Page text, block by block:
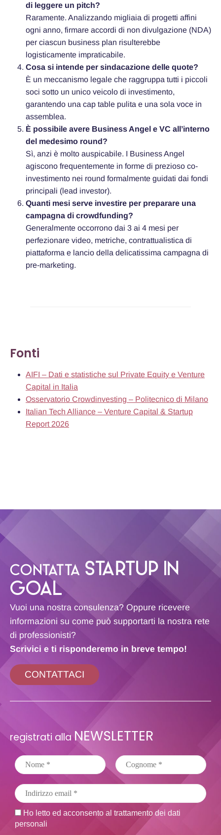
di leggere un pitch?
Raramente. Analizzando migliaia di progetti affini
ogni anno, firmare accordi di non divulgazione (NDA)
per ciascun business plan risulterebbe
logisticamente impraticabile.
Cosa si intende per sindacazione delle quote?
È un meccanismo legale che raggruppa tutti i piccoli
soci sotto un unico veicolo di investimento,
garantendo una cap table pulita e una sola voce in
assemblea.
È possibile avere Business Angel e VC all’interno
del medesimo round?
Sì, anzi è molto auspicabile. I Business Angel
agiscono frequentemente in forme di prezioso co-
investimento nei round formalmente guidati dai fondi
principali (lead investor).
Quanti mesi serve investire per preparare una
campagna di crowdfunding?
Generalmente occorrono dai 3 ai 4 mesi per
perfezionare video, metriche, contrattualistica di
piattaforma e lancio della delicatissima campagna di
pre-marketing.
Fonti
AIFI – Dati e statistiche sul Private Equity e Venture
Capital in Italia
Osservatorio Crowdinvesting – Politecnico di Milano
Italian Tech Alliance – Venture Capital & Startup
Report 2026
CONTATTA STARTUP IN
GOAL
Vuoi una nostra consulenza? Oppure ricevere
informazioni su come può supportarti la nostra rete
di professionisti?
Scrivici e ti risponderemo in breve tempo!
CONTATTACI
registrati alla NEWSLETTER
Ho letto ed acconsento al trattamento dei dati
personali